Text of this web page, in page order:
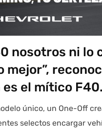
nosotros ni lo
mejor”,
el mítico F40.
único, un One-Off
selectos encargar